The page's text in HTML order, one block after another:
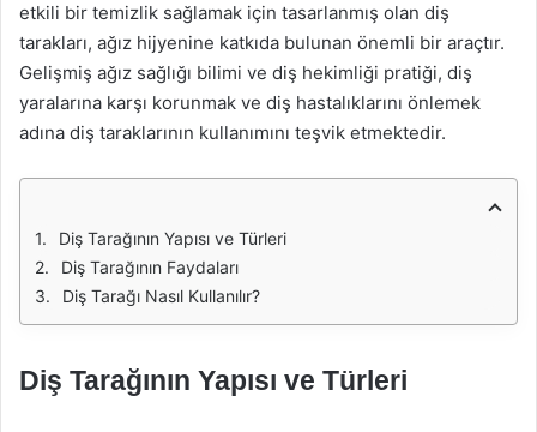
etkili bir temizlik sağlamak için tasarlanmış olan diş
tarakları, ağız hijyenine katkıda bulunan önemli bir araçtır.
Gelişmiş ağız sağlığı bilimi ve diş hekimliği pratiği, diş
yaralarına karşı korunmak ve diş hastalıklarını önlemek
adına diş taraklarının kullanımını teşvik etmektedir.
Diş Tarağının Yapısı ve Türleri
Diş Tarağının Faydaları
Diş Tarağı Nasıl Kullanılır?
Diş Tarağının Yapısı ve Türleri